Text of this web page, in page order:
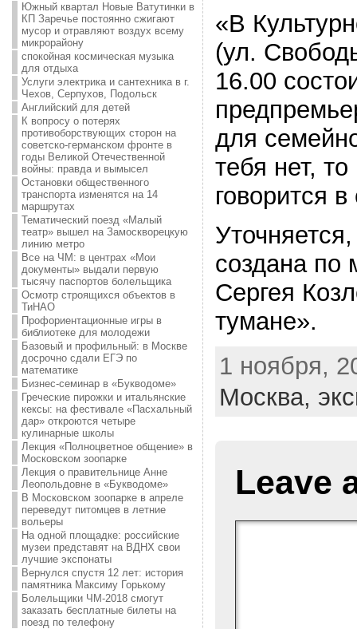
Южный квартал Новые Ватутинки в
КП Заречье постоянно сжигают
мусор и отравляют воздух всему
микрорайону
спокойная космическая музыка
для отдыха
Услуги электрика и сантехника в г.
Чехов, Серпухов, Подольск
Английский для детей
К вопросу о потерях
противоборствующих сторон на
советско-германском фронте в
годы Великой Отечественной
войны: правда и вымысел
Остановки общественного
транспорта изменятся на 14
маршрутах
Тематический поезд «Малый
театр» вышел на Замоскворецкую
линию метро
Все на ЧМ: в центрах «Мои
документы» выдали первую
тысячу паспортов болельщика
Осмотр строящихся объектов в
ТиНАО
Профориентационные игры в
библиотеке для молодежи
Базовый и профильный: в Москве
досрочно сдали ЕГЭ по
математике
Бизнес-семинар в «Букводоме»
Греческие пирожки и итальянские
кексы: на фестивале «Пасхальный
дар» откроются четыре
кулинарные школы
Лекция «Полноцветное общение» в
Московском зоопарке
Лекция о правительнице Анне
Леопольдовне в «Букводоме»
В Московском зоопарке в апреле
переведут питомцев в летние
вольеры
На одной площадке: российские
музеи представят на ВДНХ свои
лучшие экспонаты
Вернулся спустя 12 лет: история
памятника Максиму Горькому
Болельщики ЧМ-2018 смогут
заказать бесплатные билеты на
поезд по телефону
«В
(ул.
16.00
для
тебя нет,
говорится
создана по
Сергея
тумане».
1 ноября,
Москва,
Leave